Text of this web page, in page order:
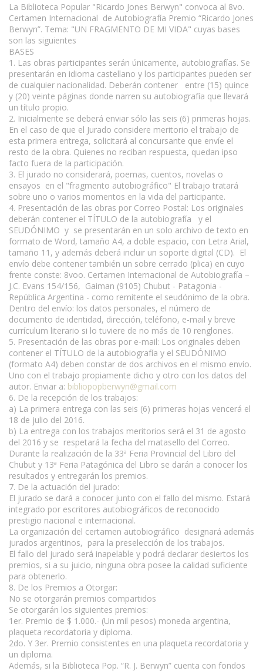
La Biblioteca Popular "Ricardo Jones Berwyn" convoca al 8vo.
Certamen Internacional de Autobiografía Premio “Ricardo Jones
Berwyn”. Tema: "UN FRAGMENTO DE MI VIDA" cuyas bases
son las siguientes
BASES
1. Las obras participantes serán únicamente, autobiografías. Se
presentarán en idioma castellano y los participantes pueden ser
de cualquier nacionalidad. Deberán contener entre (15) quince
y (20) veinte páginas donde narren su autobiografía que llevará
un título propio.
2. Inicialmente se deberá enviar sólo las seis (6) primeras hojas.
En el caso de que el Jurado considere meritorio el trabajo de
esta primera entrega, solicitará al concursante que envíe el
resto de la obra. Quienes no reciban respuesta, quedan ipso
facto fuera de la participación.
3. El jurado no considerará, poemas, cuentos, novelas o
ensayos en el "fragmento autobiográfico" El trabajo tratará
sobre uno o varios momentos en la vida del participante.
4. Presentación de las obras por Correo Postal: Los originales
deberán contener el TÍTULO de la autobiografía y el
SEUDÓNIMO y se presentarán en un solo archivo de texto en
formato de Word, tamaño A4, a doble espacio, con Letra Arial,
tamaño 11, y además deberá incluir un soporte digital (CD). El
envío debe contener también un sobre cerrado (plica) en cuyo
frente conste: 8voo. Certamen Internacional de Autobiografía –
J.C. Evans 154/156, Gaiman (9105) Chubut - Patagonia -
República Argentina - como remitente el seudónimo de la obra.
Dentro del envío: los datos personales, el número de
documento de identidad, dirección, teléfono, e-mail y breve
currículum literario si lo tuviere de no más de 10 renglones.
5. Presentación de las obras por e-mail: Los originales deben
contener el TÍTULO de la autobiografía y el SEUDÓNIMO
(formato A4) deben constar de dos archivos en el mismo envío.
Uno con el trabajo propiamente dicho y otro con los datos del
autor. Enviar a: bibliopopberwyn@gmail.com
6. De la recepción de los trabajos:
a) La primera entrega con las seis (6) primeras hojas vencerá el
18 de julio del 2016.
b) La entrega con los trabajos meritorios será el 31 de agosto
del 2016 y se respetará la fecha del matasello del Correo.
Durante la realización de la 33ª Feria Provincial del Libro del
Chubut y 13ª Feria Patagónica del Libro se darán a conocer los
resultados y entregarán los premios.
7. De la actuación del jurado:
El jurado se dará a conocer junto con el fallo del mismo. Estará
integrado por escritores autobiográficos de reconocido
prestigio nacional e internacional.
La organización del certamen autobiográfico designará además
jurados argentinos, para la preselección de los trabajos.
El fallo del jurado será inapelable y podrá declarar desiertos los
premios, si a su juicio, ninguna obra posee la calidad suficiente
para obtenerlo.
8. De los Premios a Otorgar:
No se otorgarán premios compartidos
Se otorgarán los siguientes premios:
1er. Premio de $ 1.000.- (Un mil pesos) moneda argentina,
plaqueta recordatoria y diploma.
2do. Y 3er. Premio consistentes en una plaqueta recordatoria y
un diploma.
Además, si la Biblioteca Pop. “R. J. Berwyn” cuenta con fondos